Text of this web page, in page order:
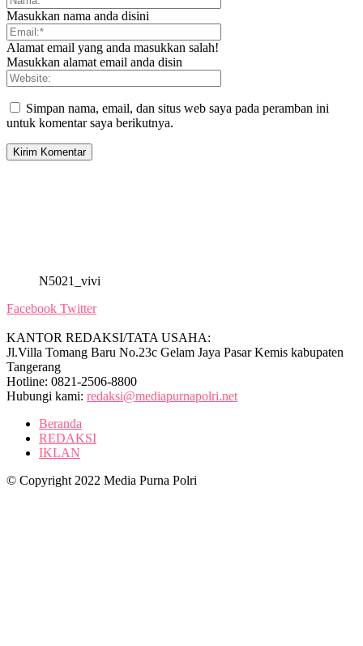
Masukkan nama anda disini
Alamat email yang anda masukkan salah!
Masukkan alamat email anda disin
Simpan nama, email, dan situs web saya pada peramban ini
untuk komentar saya berikutnya.
N5021_vivi
Facebook Twitter
KANTOR REDAKSI/TATA USAHA:
Jl.Villa Tomang Baru No.23c Gelam Jaya Pasar Kemis kabupaten
Tangerang
Hotline: 0821-2506-8800
Hubungi kami: redaksi@mediapurnapolri.net
Beranda
REDAKSI
IKLAN
© Copyright 2022 Media Purna Polri